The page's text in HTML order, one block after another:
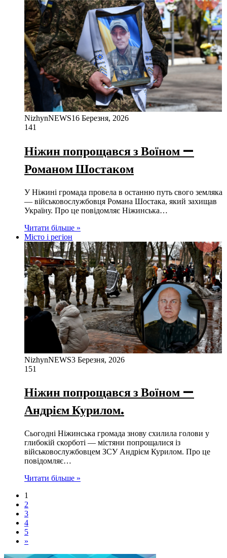
NizhynNEWS16 Березня, 2026
141
Ніжин попрощався з Воїном —
Романом Шостаком
У Ніжині громада провела в останню путь свого земляка
— військовослужбовця Романа Шостака, який захищав
Україну. Про це повідомляє Ніжинська…
Читати більше »
Місто і регіон
NizhynNEWS3 Березня, 2026
151
Ніжин попрощався з Воїном —
Андрієм Курилом.
Сьогодні Ніжинська громада знову схилила голови у
глибокій скорботі — містяни попрощалися із
військовослужбовцем ЗСУ Андрієм Курилом. Про це
повідомляє…
Читати більше »
1
2
3
4
5
»